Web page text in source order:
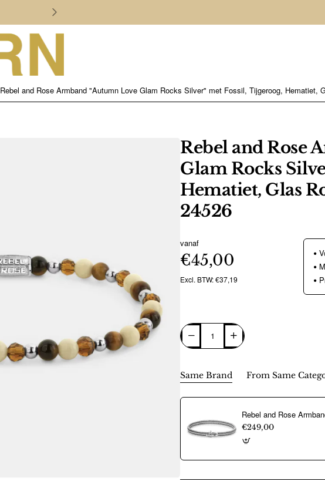
Rebel and Rose Armband "Autumn Love Glam Rocks Silver" met Fossil, Tijgeroog, Hematiet,
Rebel and Rose
Glam Rocks
Hematiet, Glas
24526
vanaf
€45,00
Excl. BTW: €37,19
Same Brand From Same
€249,00